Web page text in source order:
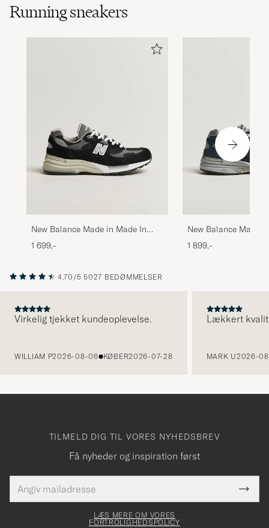
Running sneakers
New Balance Made in Made In
USA 992 Sneakers Black
1 699,-
New Balance Made
USA 993 Sneakers
1 899,-
4.70/5 5027 BEDØMMELSER
Virkelig tjekket kundeoplevelse.
WILLIAM P2026-08-06 KØBER2026-07-28
Lækkert
MARK U2026-
TILMELD DIG TIL VORES NYHEDSBREV
Få nyheder og inspiration først
mailadresse
skal
Tack
för
LÆS MERE OM VORES
FORTROLIGHEDSPOLICY